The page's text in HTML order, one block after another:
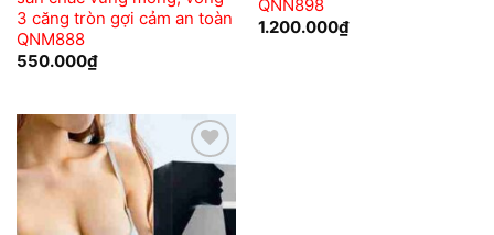
3 căng tròn gợi cảm an toàn
QNM888
550.000₫
QNN898
1.200.000₫
Add to
wishlist